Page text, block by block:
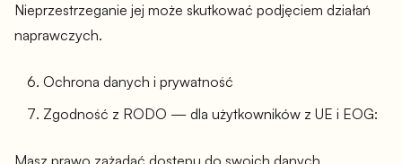
Nieprzestrzeganie jej może skutkować podjęciem działań
naprawczych.
Ochrona danych i prywatność
Zgodność z RODO — dla użytkowników z UE i EOG:
Masz prawo zażądać dostępu do swoich danych